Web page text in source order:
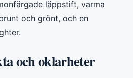
läppstift, varma
och grönt, och en
och oklarheter